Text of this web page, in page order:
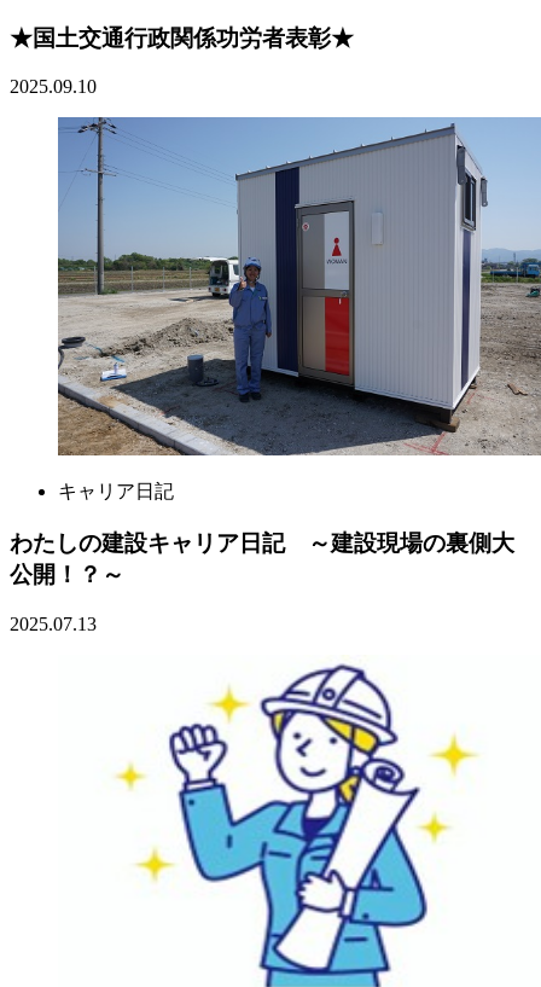
★国土交通行政関係功労者表彰★
2025.09.10
キャリア日記
わたしの建設キャリア日記 ～建設現場の裏側大
公開！？～
2025.07.13